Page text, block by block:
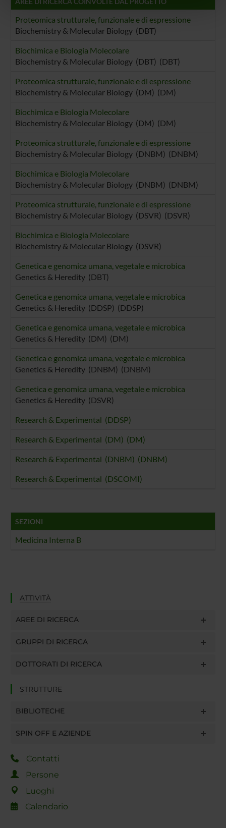
nostri partner che si occupano di analisi dei dati web,
pubblicità e social media, i quali potrebbero combinarle
con altre informazioni che hai fornito loro o che hanno
Proteomica strutturale, funzionale e di espressione
Biochemistry & Molecular Biology (DBT)
Biochimica e Biologia Molecolare
Biochemistry & Molecular Biology (DBT) (DBT)
Proteomica strutturale, funzionale e di espressione
Biochemistry & Molecular Biology (DM) (DM)
Biochimica e Biologia Molecolare
Biochemistry & Molecular Biology (DM) (DM)
Proteomica strutturale, funzionale e di espressione
Biochemistry & Molecular Biology (DNBM) (DNBM)
Biochimica e Biologia Molecolare
Biochemistry & Molecular Biology (DNBM) (DNBM)
Proteomica strutturale, funzionale e di espressione
Biochemistry & Molecular Biology (DSVR) (DSVR)
Biochimica e Biologia Molecolare
Biochemistry & Molecular Biology (DSVR)
Genetica e genomica umana, vegetale e microbica
Genetics & Heredity (DBT)
Genetica e genomica umana, vegetale e microbica
Genetics & Heredity (DDSP) (DDSP)
Genetica e genomica umana, vegetale e microbica
Genetics & Heredity (DM) (DM)
Genetica e genomica umana, vegetale e microbica
Genetics & Heredity (DNBM) (DNBM)
Genetica e genomica umana, vegetale e microbica
Genetics & Heredity (DSVR)
Research & Experimental (DDSP)
Research & Experimental (DM) (DM)
Research & Experimental (DNBM) (DNBM)
Research & Experimental (DSCOMI)
SEZIONI
Medicina Interna B
ATTIVITÀ
AREE DI RICERCA
GRUPPI DI RICERCA
DOTTORATI DI RICERCA
STRUTTURE
BIBLIOTECHE
SPIN OFF E AZIENDE
Contatti
Persone
Luoghi
Calendario